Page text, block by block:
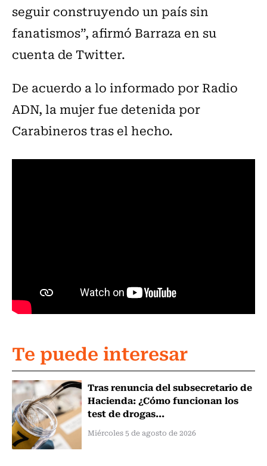
seguir construyendo un país sin
fanatismos”, afirmó Barraza en su
cuenta de Twitter.
De acuerdo a lo informado por Radio
ADN, la mujer fue detenida por
Carabineros tras el hecho.
Te puede interesar
Tras renuncia del subsecretario de
Hacienda: ¿Cómo funcionan los
test de drogas...
Miércoles 5 de agosto de 2026